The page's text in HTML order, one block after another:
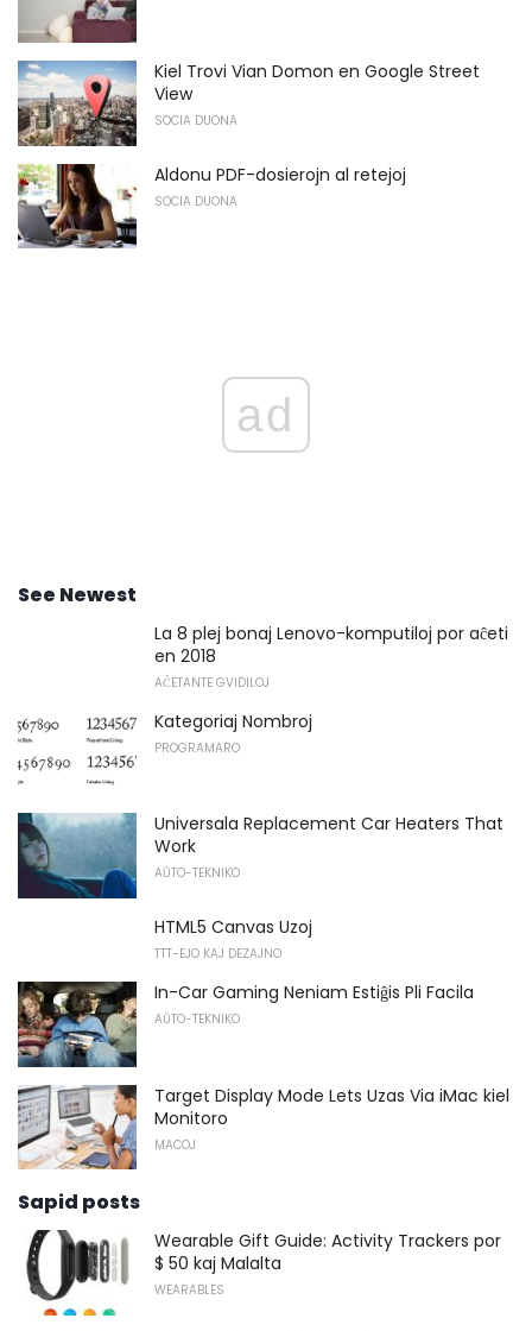
Kiel Trovi Vian Domon en Google Street
View
SOCIA DUONA
Aldonu PDF-dosierojn al retejoj
SOCIA DUONA
ad
See Newest
La 8 plej bonaj Lenovo-komputiloj por aĉeti
en 2018
AĈETANTE GVIDILOJ
Kategoriaj Nombroj
PROGRAMARO
Universala Replacement Car Heaters That
Work
AŬTO-TEKNIKO
HTML5 Canvas Uzoj
TTT-EJO KAJ DEZAJNO
In-Car Gaming Neniam Estiĝis Pli Facila
AŬTO-TEKNIKO
Target Display Mode Lets Uzas Via iMac kiel
Monitoro
MACOJ
Sapid posts
Wearable Gift Guide: Activity Trackers por
$ 50 kaj Malalta
WEARABLES